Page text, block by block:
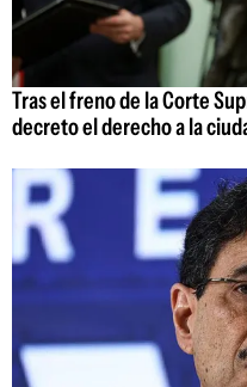
Tras el freno de la Corte
decreto el derecho a la